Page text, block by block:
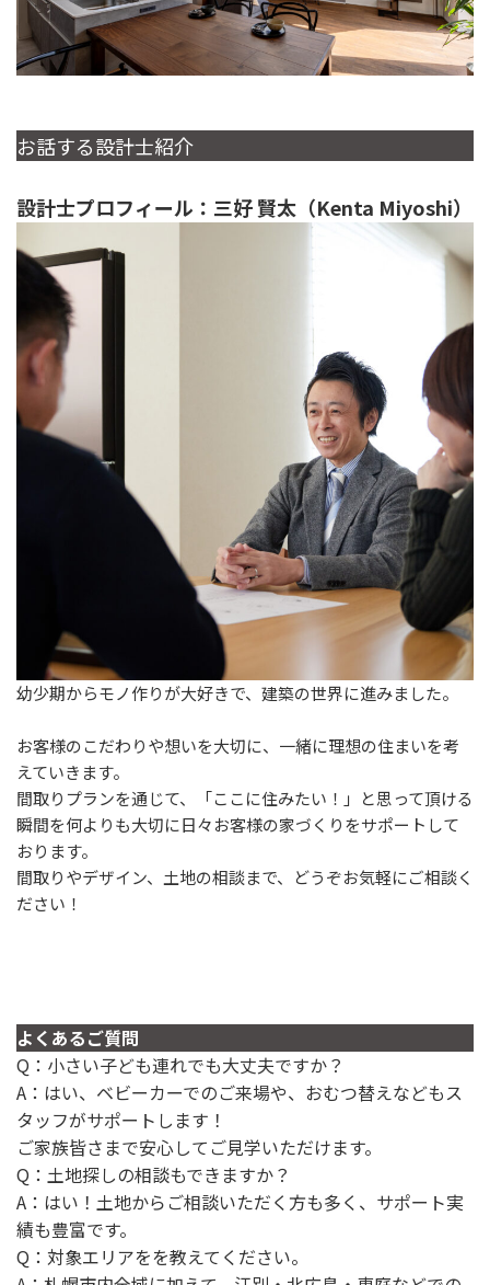
お話する設計士紹介
設計士プロフィール：三好 賢太（Kenta Miyoshi）
幼少期からモノ作りが大好きで、建築の世界に進みました。
お客様のこだわりや想いを大切に、一緒に理想の住まいを考
えていきます。
間取りプランを通じて、「ここに住みたい！」と思って頂ける
瞬間を何よりも大切に日々お客様の家づくりをサポートして
おります。
間取りやデザイン、土地の相談まで、どうぞお気軽にご相談く
ださい！
よくあるご質問
Q：小さい子ども連れでも大丈夫ですか？
A：はい、ベビーカーでのご来場や、おむつ替えなどもス
タッフがサポートします！
ご家族皆さまで安心してご見学いただけます。
Q：土地探しの相談もできますか？
A：はい！土地からご相談いただく方も多く、サポート実
績も豊富です。
Q：対象エリアをを教えてください。